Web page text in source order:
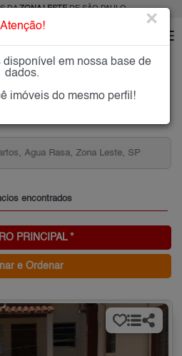
DAZONA LESTEDE SÃO PAULO
ÁGUA RASA
Rasa, Zona Leste de São Paulo, SP
Água Rasa, Zona Leste, SP
encontrados
PRINCIPAL *
e Ordenar
Atenção! ×
disponível em nossa base de
dados.
imóveis do mesmo perfil!